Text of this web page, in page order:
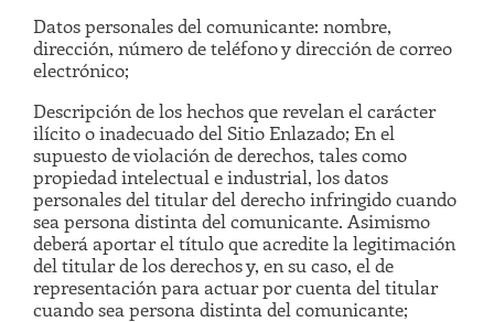
Datos personales del comunicante: nombre,
dirección, número de teléfono y dirección de correo
electrónico;
Descripción de los hechos que revelan el carácter
ilícito o inadecuado del Sitio Enlazado; En el
supuesto de violación de derechos, tales como
propiedad intelectual e industrial, los datos
personales del titular del derecho infringido cuando
sea persona distinta del comunicante. Asimismo
deberá aportar el título que acredite la legitimación
del titular de los derechos y, en su caso, el de
representación para actuar por cuenta del titular
cuando sea persona distinta del comunicante;